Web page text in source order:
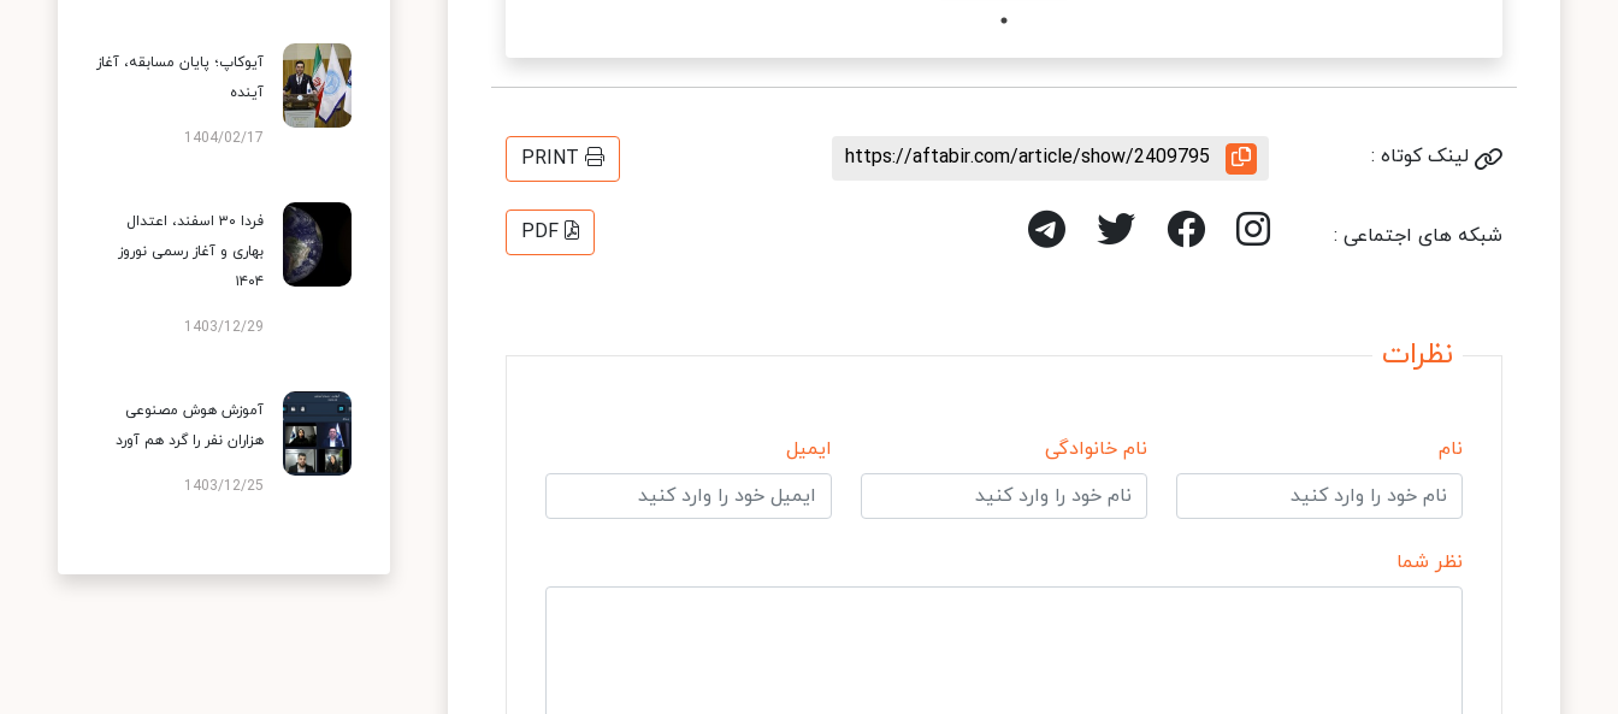
لینک کوتاه : https://aftabir.com/article/show/2409795
PRINT
شبکه های اجتماعی : PDF
نظرات
نام نام خانوادگی ایمیل
نظر شما
آیوکاپ؛ پایان مسابقه، آغاز
آینده
1404/02/17
فردا ۳۰ اسفند، اعتدال
بهاری و آغاز رسمی نوروز
۱۴۰۴
1403/12/29
آموزش هوش مصنوعی
هزاران نفر را گرد هم آورد
1403/12/25